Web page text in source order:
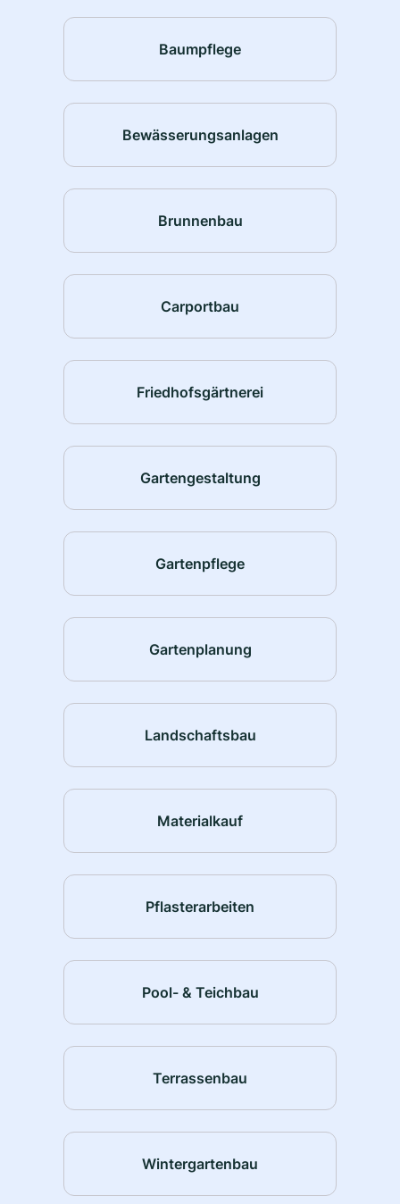
Baumpflege
Bewässerungsanlagen
Brunnenbau
Carportbau
Friedhofsgärtnerei
Gartengestaltung
Gartenpflege
Gartenplanung
Landschaftsbau
Materialkauf
Pflasterarbeiten
Pool- & Teichbau
Terrassenbau
Wintergartenbau